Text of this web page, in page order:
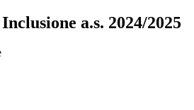
a.s. 2024/2025